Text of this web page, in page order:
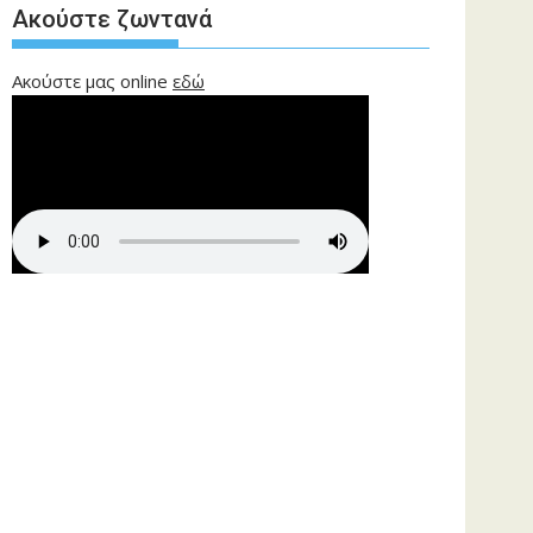
Ακούστε ζωντανά
Ακούστε μας online εδώ